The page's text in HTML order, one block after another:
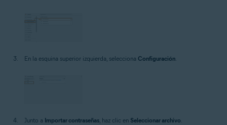
En la esquina superior izquierda, selecciona Configuración.
Junto a Importar contraseñas, haz clic en Seleccionar archivo.